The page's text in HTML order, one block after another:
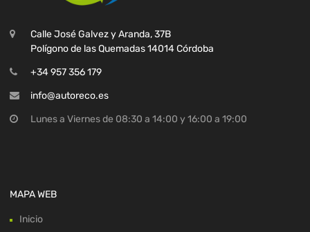
Calle José Galvez y Aranda, 37B
Polígono de las Quemadas 14014 Córdoba
+34 957 356 179
info@autoreco.es
Lunes a Viernes de 08:30 a 14:00 y 16:00 a 19:00
MAPA WEB
Inicio